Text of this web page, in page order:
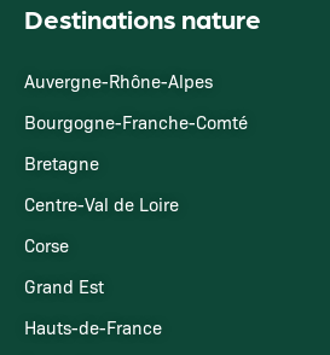
Destinations nature
Auvergne-Rhône-Alpes
Bourgogne-Franche-Comté
Bretagne
Centre-Val de Loire
Corse
Grand Est
Hauts-de-France